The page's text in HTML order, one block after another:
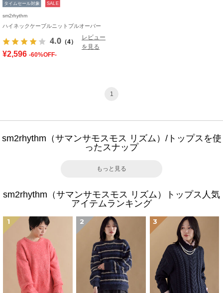
タイムセール対象 SALE
sm2rhythm
ハイネックケーブルニットプルオーバー
4.0 （4）
レビュー
を見る
¥2,596 -60%OFF-
1
sm2rhythm（サマンサモスモス リズム）/トップスを使
ったスナップ
もっと見る
sm2rhythm（サマンサモスモス リズム）トップス人気
アイテムランキング
1 2 3